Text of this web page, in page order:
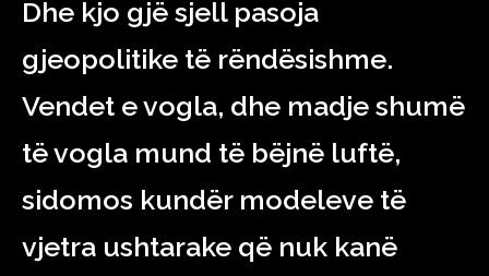
Dhe kjo gjë sjell pasoja
gjeopolitike të rëndësishme.
Vendet e vogla, dhe madje shumë
të vogla mund të bëjnë luftë,
sidomos kundër modeleve të
vjetra ushtarake që nuk kanë